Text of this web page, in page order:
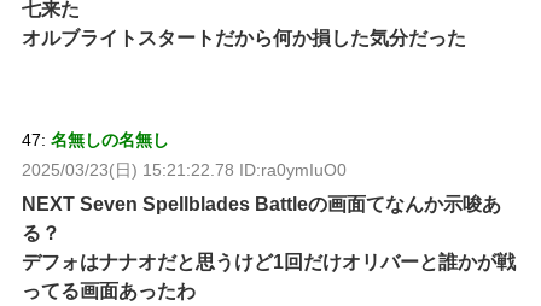
七来た
オルブライトスタートだから何か損した気分だった
47: 名無しの名無し
2025/03/23(日) 15:21:22.78 ID:ra0ymIuO0
NEXT Seven Spellblades Battleの画面てなんか示唆あ
る？
デフォはナナオだと思うけど1回だけオリバーと誰かが戦
ってる画面あったわ